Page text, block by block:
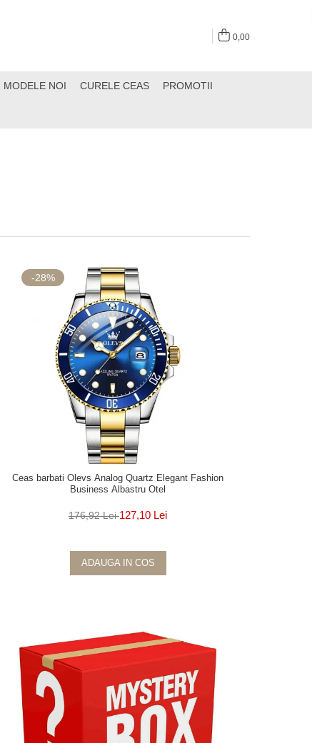
0,00
MODELE NOI CURELE CEAS PROMOTII
-28%
Ceas barbati Olevs Analog Quartz Elegant Fashion
Business Albastru Otel
176,92 Lei127,10 Lei
ADAUGA IN COS